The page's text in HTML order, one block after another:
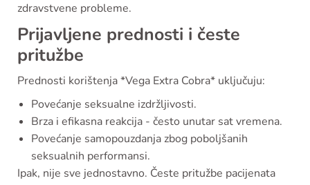
zdravstvene probleme.
Prijavljene prednosti i česte
pritužbe
Prednosti korištenja *Vega Extra Cobra* uključuju:
Povećanje seksualne izdržljivosti.
Brza i efikasna reakcija - često unutar sat vremena.
Povećanje samopouzdanja zbog poboljšanih
seksualnih performansi.
Ipak, nije sve jednostavno. Česte pritužbe pacijenata